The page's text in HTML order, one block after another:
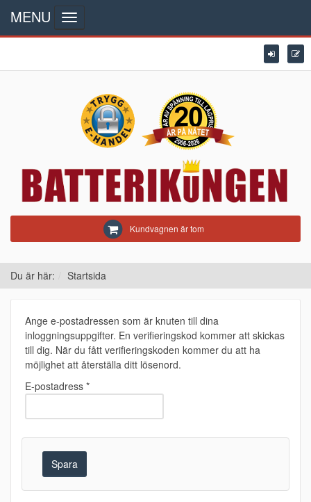
Kundvagnen är tom
MENU Toggle navigation
Du är här: Startsida
Ange e-postadressen som är knuten till dina
inloggningsuppgifter. En verifieringskod kommer att skickas
till dig. När du fått verifieringskoden kommer du att ha
möjlighet att återställa ditt lösenord.
E-postadress *
Spara